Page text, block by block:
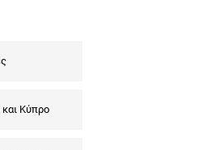
Κύπρο